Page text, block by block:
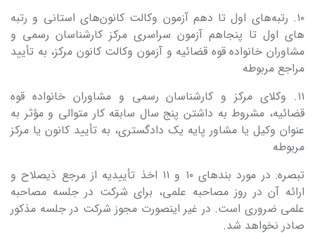
۱۰. رتبه‌های اول تا دهم آزمون وکالت کانون‌های استانی و رتبه‌
های اول تا پنجاهم آزمون سراسری مرکز کارشناسان رسمی و
مشاوران خانواده قوه قضائیه و آزمون وکالت کانون مرکز، به تأیید
مراجع مربوطه
۱۱. وکلای مرکز و کارشناسان رسمی و مشاوران خانواده قوه
قضائیه، مشروط به داشتن پنج سال سابقه کار متوالی و مؤثر به
عنوان وکیل یا مشاور پایه ‌یک دادگستری، به تأیید کانون یا مرکز
مربوطه
تبصره: در مورد بندهای ۱۰ و ۱۱ اخذ تأییدیه از مرجع ذیصلاح و
ارائه آن در روز مصاحبه علمی، برای شرکت در جلسه مصاحبه
علمی ضروری است. در غیر اینصورت مجوز شرکت در جلسه مذکور
صادر نخواهد شد.